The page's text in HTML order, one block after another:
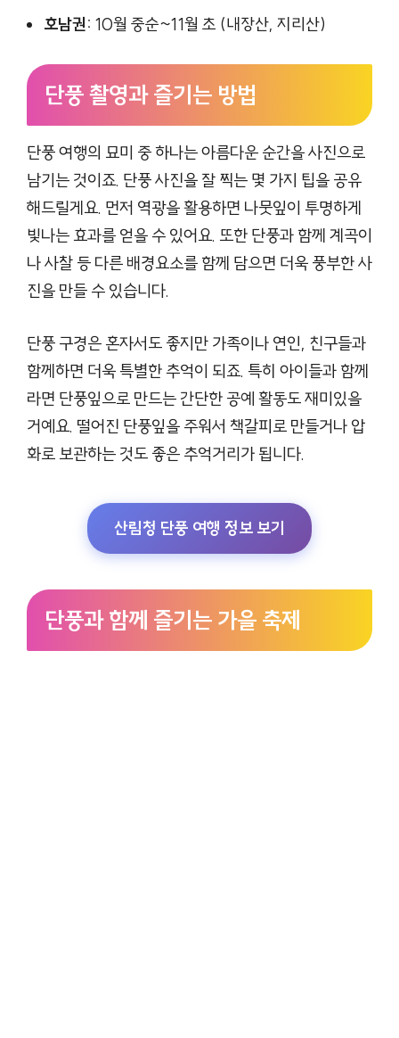
호남권: 10월 중순~11월 초 (내장산, 지리산)
단풍 촬영과 즐기는 방법
단풍 여행의 묘미 중 하나는 아름다운 순간을 사진으로
남기는 것이죠. 단풍 사진을 잘 찍는 몇 가지 팁을 공유
해드릴게요. 먼저 역광을 활용하면 나뭇잎이 투명하게
빛나는 효과를 얻을 수 있어요. 또한 단풍과 함께 계곡이
나 사찰 등 다른 배경요소를 함께 담으면 더욱 풍부한 사
진을 만들 수 있습니다.
단풍 구경은 혼자서도 좋지만 가족이나 연인, 친구들과
함께하면 더욱 특별한 추억이 되죠. 특히 아이들과 함께
라면 단풍잎으로 만드는 간단한 공예 활동도 재미있을
거예요. 떨어진 단풍잎을 주워서 책갈피로 만들거나 압
화로 보관하는 것도 좋은 추억거리가 됩니다.
산림청 단풍 여행 정보 보기
단풍과 함께 즐기는 가을 축제